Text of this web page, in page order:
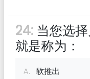
24: 当您选
就是称为：
A. 软推出